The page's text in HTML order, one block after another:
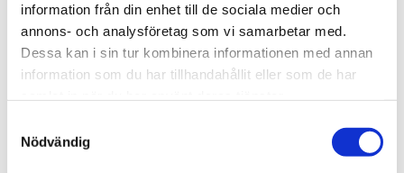
information från din enhet till de sociala medier och
annons- och analysföretag som vi samarbetar med.
Dessa kan i sin tur kombinera informationen med annan
information som du har tillhandahållit eller som de har
Nödvändig
Tipsa
Upptäck mer
Kök